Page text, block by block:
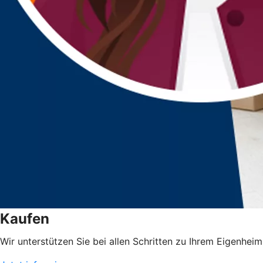
Kaufen
Wir unterstützen Sie bei allen Schritten zu Ihrem